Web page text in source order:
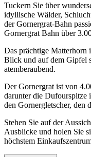
Tuckern Sie über
idyllische Wälder,
der Gornergrat-Bahn
Gornergrat Bahn über
Das prächtige Matterhorn
Blick und auf dem Gipfel
atemberaubend.
Der Gornergrat ist von
darunter die Dufourspitze
den Gornergletscher, den
Stehen Sie auf der
Ausblicke und holen Sie
höchstem